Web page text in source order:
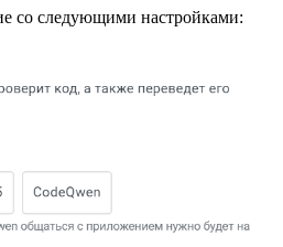
со следующими настройками: